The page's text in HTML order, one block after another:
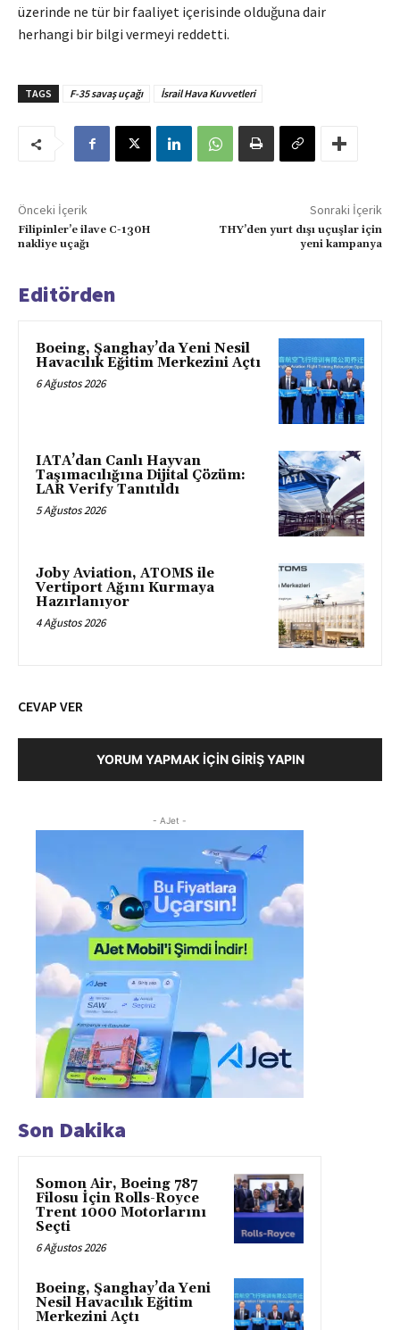
üzerinde ne tür bir faaliyet içerisinde olduğuna dair
herhangi bir bilgi vermeyi reddetti.
TAGS F-35 savaş uçağı İsrail Hava Kuvvetleri
Önceki İçerik
Filipinler’e ilave C-130H
nakliye uçağı
Sonraki İçerik
THY’den yurt dışı uçuşlar için
yeni kampanya
Editörden
Boeing, Şanghay’da Yeni Nesil
Havacılık Eğitim Merkezini Açtı
6 Ağustos 2026
IATA’dan Canlı Hayvan
Taşımacılığına Dijital Çözüm:
LAR Verify Tanıtıldı
5 Ağustos 2026
Joby Aviation, ATOMS ile
Vertiport Ağını Kurmaya
Hazırlanıyor
4 Ağustos 2026
CEVAP VER
YORUM YAPMAK İÇIN GIRIŞ YAPIN
- AJet -
Son Dakika
Somon Air, Boeing 787
Filosu İçin Rolls-Royce
Trent 1000 Motorlarını
Seçti
6 Ağustos 2026
Boeing, Şanghay’da Yeni
Nesil Havacılık Eğitim
Merkezini Açtı